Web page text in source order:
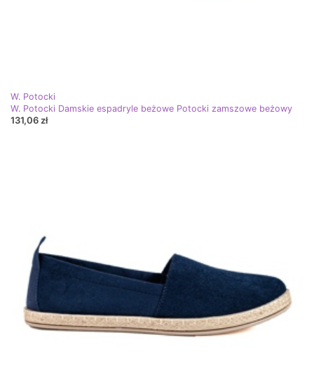
W. Potocki
W. Potocki Damskie espadryle beżowe Potocki zamszowe beżowy
131,06 zł